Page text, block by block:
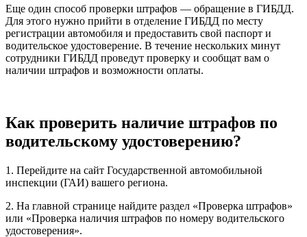
Еще один способ проверки штрафов — обращение в ГИБДД.
Для этого нужно прийти в отделение ГИБДД по месту
регистрации автомобиля и предоставить свой паспорт и
водительское удостоверение. В течение нескольких минут
сотрудники ГИБДД проведут проверку и сообщат вам о
наличии штрафов и возможности оплаты.
Как проверить наличие штрафов по
водительскому удостоверению?
1. Перейдите на сайт Государственной автомобильной
инспекции (ГАИ) вашего региона.
2. На главной странице найдите раздел «Проверка штрафов»
или «Проверка наличия штрафов по номеру водительского
удостоверения».